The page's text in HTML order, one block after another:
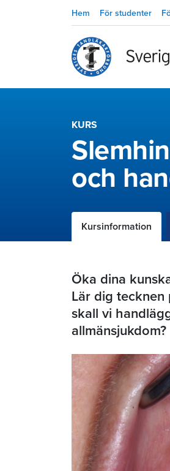
Hem För studenter
KURS
och
Kursinformation
Öka dina
Lär dig
skall vi
allmänsjukdom?